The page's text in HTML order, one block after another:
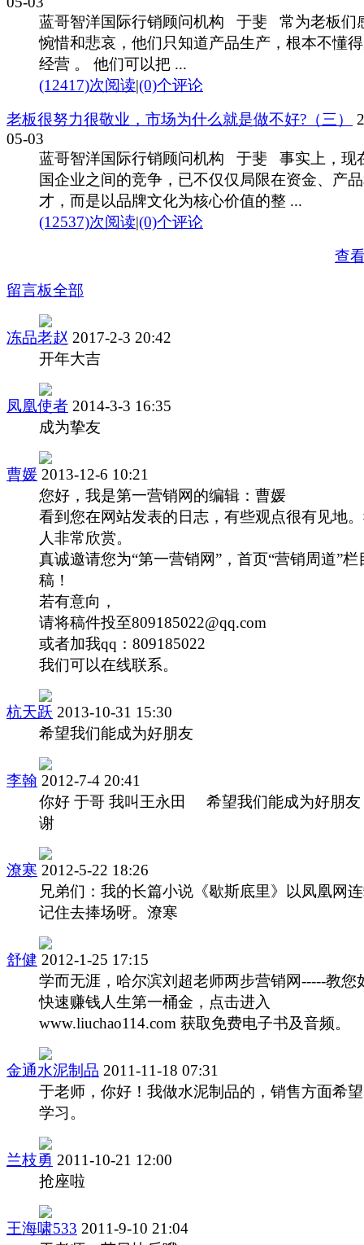
蓝哥智洋国际行销顾问机构 于斐 常为老板们
惋惜和悲哀，他们只知道产品生产，根本不懂
经营 。 他们可以把 ...
(12417)次阅读|(0)个评论
老板很努力很敬业，市场为什么就是做不好?（三）
05-03
蓝哥智洋国际行销顾问机构 于斐 事实上，现
国企业之间的竞争，已不仅仅局限在资金、产
才，而是以品牌文化为核心价值的整 ...
(12537)次阅读|(0)个评论
查
留言板全部
冻品老赵 2017-2-3 20:42
开年大吉
凤凰使者 2014-3-3 16:35
成为挚友
曹媛 2013-12-6 10:21
您好，我是第一营销网的编辑：曹媛
看到您在网站发表的日志，有些观点很有见地
人非常欣赏。
真诚邀请您为“第一营销网”，首页“营销周道”栏
稿！
若有意向，
请将稿件投至809185022@qq.com
或者加我qq：809185022
我们可以在线联系。
杭天跃 2013-10-31 15:30
希望我们能成为好朋友
李翰 2012-7-4 20:41
你好 于哥 我叫王永田 希望我们能成为好朋
谢
潦寒 2012-5-22 18:26
兄弟们：我的长篇小说《歇斯底里》以凤凰网
记住去捧场呀。潦寒
舒健 2012-1-25 17:15
学而无涯，哈尔滨刘超老师两步营销网-----教您
快速赚钱人生第一桶金，点击进入
www.liuchao114.com 获取免费电子书及音频。
金通水泥制品 2011-11-18 07:31
于老师，你好！我做水泥制品的，销售方面希
学习。
兰枝勇 2011-10-21 12:00
抢座啦
王海啸533 2011-9-10 21:04